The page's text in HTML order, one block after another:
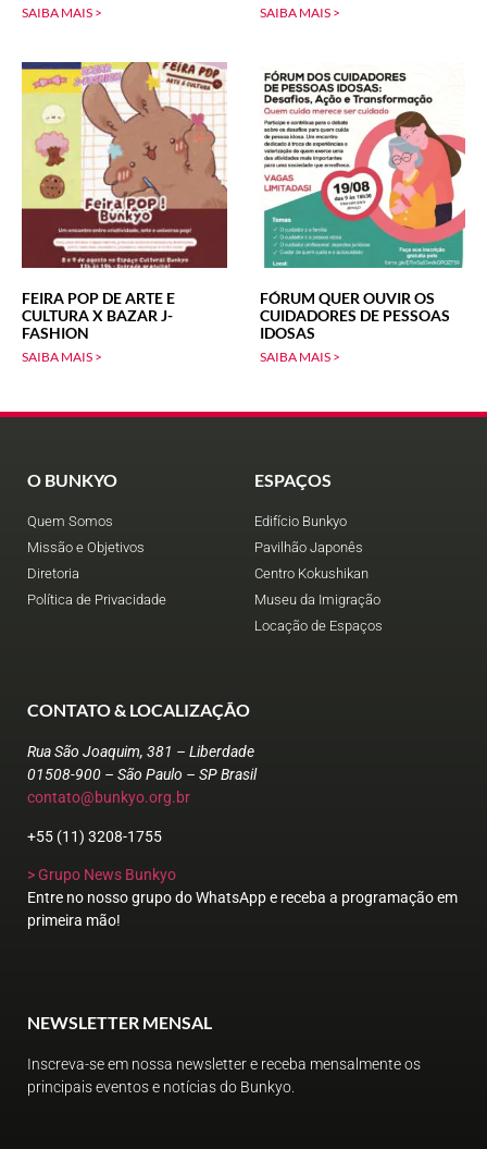
SAIBA MAIS > SAIBA MAIS >
FEIRA POP DE ARTE E
CULTURA X BAZAR J-
FASHION
SAIBA MAIS >
FÓRUM QUER OUVIR OS
CUIDADORES DE PESSOAS
IDOSAS
SAIBA MAIS >
O BUNKYO
Quem Somos
Missão e Objetivos
Diretoria
Política de Privacidade
ESPAÇOS
Edifício Bunkyo
Pavilhão Japonês
Centro Kokushikan
Museu da Imigração
Locação de Espaços
CONTATO & LOCALIZAÇÃO
Rua São Joaquim, 381 – Liberdade
01508-900 – São Paulo – SP Brasil
contato@bunkyo.org.br
+55 (11) 3208-1755
> Grupo News Bunkyo
Entre no nosso grupo do WhatsApp e receba a programação em
primeira mão!
NEWSLETTER MENSAL
Inscreva-se em nossa newsletter e receba mensalmente os
principais eventos e notícias do Bunkyo.